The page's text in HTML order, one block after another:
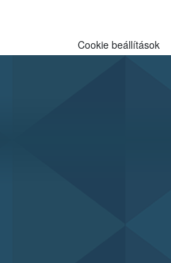
Cookie beállítások